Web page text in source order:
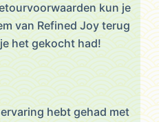
kun je
van Refined Joy terug
het gekocht had!
hebt gehad met